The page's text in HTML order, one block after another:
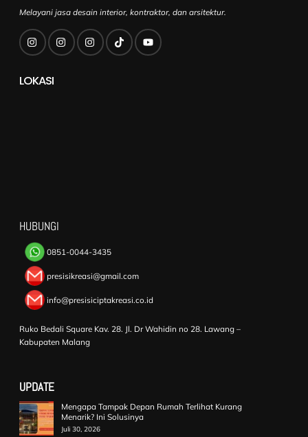
Melayani jasa desain interior, kontraktor, dan arsitektur.
LOKASI
HUBUNGI
0851-0044-3435
presisikreasi@gmail.com
info@presisiciptakreasi.co.id
Ruko Bedali Square Kav. 28. Jl. Dr Wahidin no 28. Lawang –
Kabupaten Malang
UPDATE
Mengapa Tampak Depan Rumah Terlihat Kurang
Menarik? Ini Solusinya
Juli 30, 2026